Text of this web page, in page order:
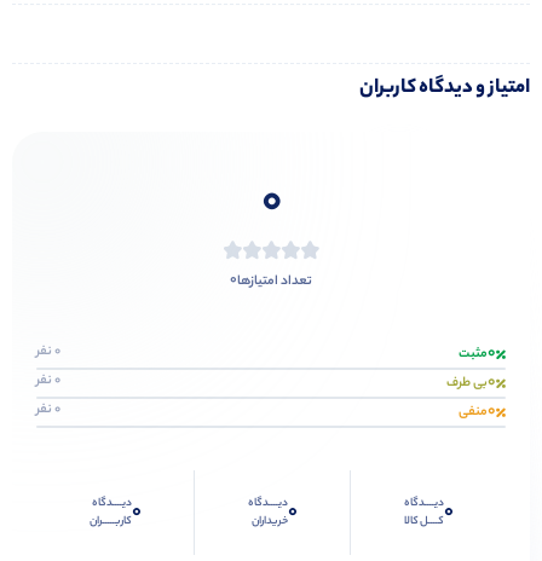
امتیاز و دیدگاه کاربران
0
تعداد امتیازها0
0مثبت 0 نفر
0بی طرف 0 نفر
0منفی 0 نفر
0دیــــدگاه
کــــل کالا
0دیــــدگاه
خریداران
0دیــــدگاه
کاربـــــران